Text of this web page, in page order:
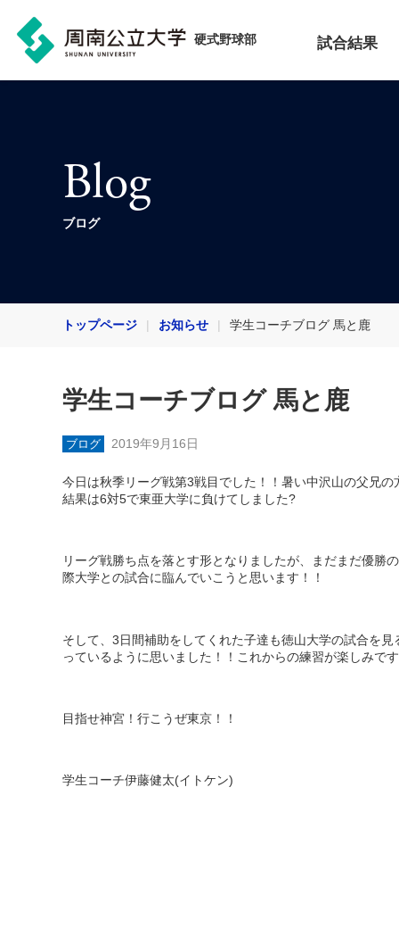
硬式野球部 試合結果
Blog
ブログ
トップページ お知らせ 学生コーチブログ 馬と鹿
学生コーチブログ 馬と鹿
ブログ 2019年9月16日
今日は秋季リーグ戦第3戦目でした！！暑い中沢山の父兄
結果は6対5で東亜大学に負けてしました?
リーグ戦勝ち点を落とす形となりましたが、まだまだ優勝
際大学との試合に臨んでいこうと思います！！
そして、 3日間補助をしてくれた子達も徳山大学の試合を
っているように思いました！！これからの練習が楽しみです
目指せ神宮！行こうぜ東京！！
学生コーチ伊藤健太(イトケン)